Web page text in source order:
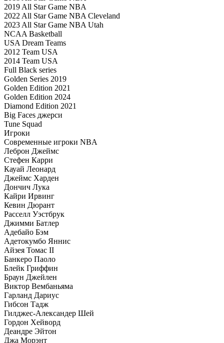
2019 All Star Game NBA
2022 All Star Game NBA Cleveland
2023 All Star Game NBA Utah
NCAA Basketball
USA Dream Teams
2012 Team USA
2014 Team USA
Full Black series
Golden Series 2019
Golden Edition 2021
Golden Edition 2024
Diamond Edition 2021
Big Faces джерси
Tune Squad
Игроки
Современные игроки NBA
Леброн Джеймс
Стефен Карри
Кауай Леонард
Джеймс Харден
Дончич Лука
Кайри Ирвинг
Кевин Дюрант
Расселл Уэстбрук
Джимми Батлер
Адебайо Бэм
Адетокумбо Яннис
Айзея Томас II
Банкеро Паоло
Блейк Гриффин
Браун Джейлен
Виктор Вембаньяма
Гарланд Дариус
Гибсон Тадж
Гилджес-Александер Шей
Гордон Хейворд
Деандре Эйтон
Джа Морэнт